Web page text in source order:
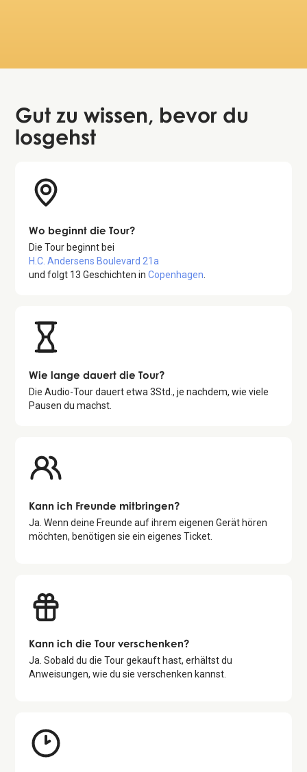
Gut zu wissen, bevor du
losgehst
Wo beginnt die Tour?
Die Tour beginnt bei
H.C. Andersens Boulevard 21a
und folgt 13 Geschichten inCopenhagen
Wie lange dauert die Tour?
Die Audio-Tour dauert etwa3Std., je nachdem, wie viele
Pausen du machst.
Kann ich Freunde mitbringen?
Ja. Wenn deine Freunde auf ihrem eigenen Gerät hören
möchten, benötigen sie ein eigenes Ticket.
Kann ich die Tour verschenken?
Ja. Sobald du die Tour gekauft hast, erhältst du
Anweisungen, wie du sie verschenken kannst.